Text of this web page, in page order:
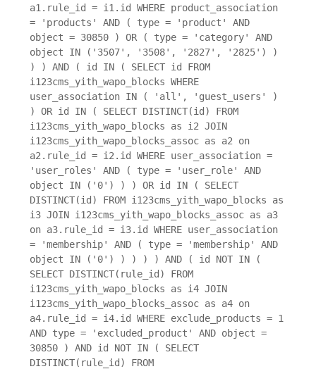
a1.rule_id = i1.id WHERE product_association
= 'products' AND ( type = 'product' AND
object = 30850 ) OR ( type = 'category' AND
object IN ('3507', '3508', '2827', '2825') )
) ) AND ( id IN ( SELECT id FROM
i123cms_yith_wapo_blocks WHERE
user_association IN ( 'all', 'guest_users' )
) OR id IN ( SELECT DISTINCT(id) FROM
i123cms_yith_wapo_blocks as i2 JOIN
i123cms_yith_wapo_blocks_assoc as a2 on
a2.rule_id = i2.id WHERE user_association =
'user_roles' AND ( type = 'user_role' AND
object IN ('0') ) ) OR id IN ( SELECT
DISTINCT(id) FROM i123cms_yith_wapo_blocks as
i3 JOIN i123cms_yith_wapo_blocks_assoc as a3
on a3.rule_id = i3.id WHERE user_association
= 'membership' AND ( type = 'membership' AND
object IN ('0') ) ) ) ) AND ( id NOT IN (
SELECT DISTINCT(rule_id) FROM
i123cms_yith_wapo_blocks as i4 JOIN
i123cms_yith_wapo_blocks_assoc as a4 on
a4.rule_id = i4.id WHERE exclude_products = 1
AND type = 'excluded_product' AND object =
30850 ) AND id NOT IN ( SELECT
DISTINCT(rule_id) FROM